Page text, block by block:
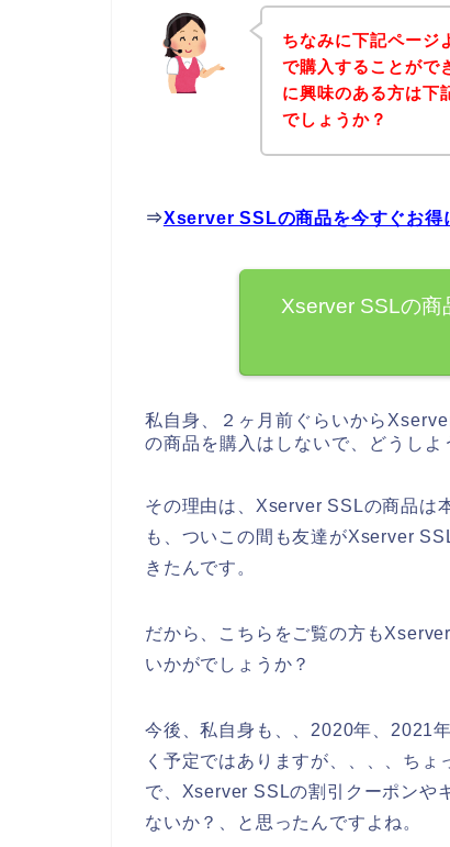
ちなみに下記ペー
で購入することがで
に興味のある方は下
でしょうか？
⇒Xserver SSLの商品を今すぐお得
Xserver SSLの商
私自身、２ヶ月前ぐらいから
の商品を購入はしないで、どうしよ
その理由は、Xserver SSLの商品は
も、ついこの間も友達がXserver
きたんです。
だから、こちらをご覧の方も
いかがでしょうか？
今後、私自身も、、2020年、2021
く予定ではありますが、、、、ち
で、Xserver SSLの割引クーポンや
ないか？、と思ったんですよね。